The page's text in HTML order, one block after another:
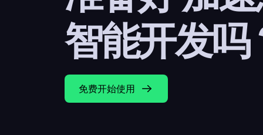
智能开发吗
免费开始使用